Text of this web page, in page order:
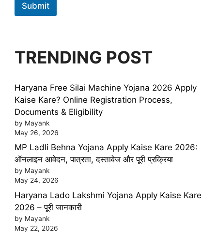
Submit
TRENDING POST
Haryana Free Silai Machine Yojana 2026 Apply
Kaise Kare? Online Registration Process,
Documents & Eligibility
by Mayank
May 26, 2026
MP Ladli Behna Yojana Apply Kaise Kare 2026:
ऑनलाइन आवेदन, पात्रता, दस्तावेज और पूरी प्रक्रिया
by Mayank
May 24, 2026
Haryana Lado Lakshmi Yojana Apply Kaise Kare
2026 – पूरी जानकारी
by Mayank
May 22, 2026